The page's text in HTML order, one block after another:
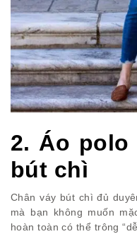
2. Áo polo
bút chì
Chân váy bút chì đủ
mà bạn không muốn
hoàn toàn có thể trông